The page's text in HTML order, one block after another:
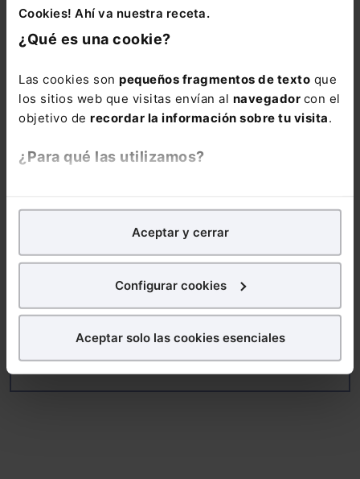
Cookies! Ahí va nuestra receta.
¿Qué es una cookie?
Las cookies son pequeños fragmentos de texto que
los sitios web que visitas envían al navegador con el
objetivo de recordar la información sobre tu visita.
¿Para qué las utilizamos?
analíticospara tratar demejorar tu experienciaen
nuestra página web. También con fines publicitarios,
para poder mostrarte publicidad y contenidos de tu
¿Qué puedes hacer?
experiencia en la web sea óptima
Puedesaceptar solo las esencialespara denegar
Aceptar y cerrar
Configurar cookies
Aceptar solo las cookies esenciales
Suscríbete ya a la alerta
ESG
ESG: noticias, guías, informes sectoriales,
ebooks, webinars y mucho más
Email:
Suscribirse